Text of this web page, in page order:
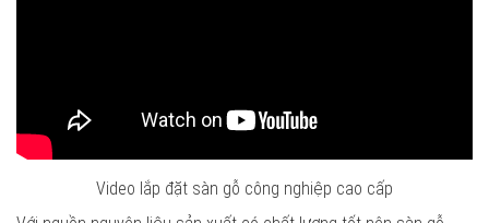
Video lắp đặt sàn gỗ công nghiệp cao cấp